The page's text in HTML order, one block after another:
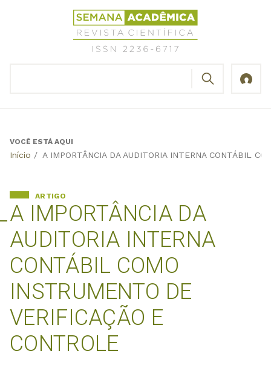
Revista
Científica
Semana
Back
VOCÊ ESTÁ AQUI
Início / A IMPORTÂNCIA DA AUDITORIA INTERNA CONTÁBIL
A IMPORTÂNCIA DA
AUDITORIA INTERNA
CONTÁBIL COMO
INSTRUMENTO DE
VERIFICAÇÃO E
CONTROLE
ARTIGO